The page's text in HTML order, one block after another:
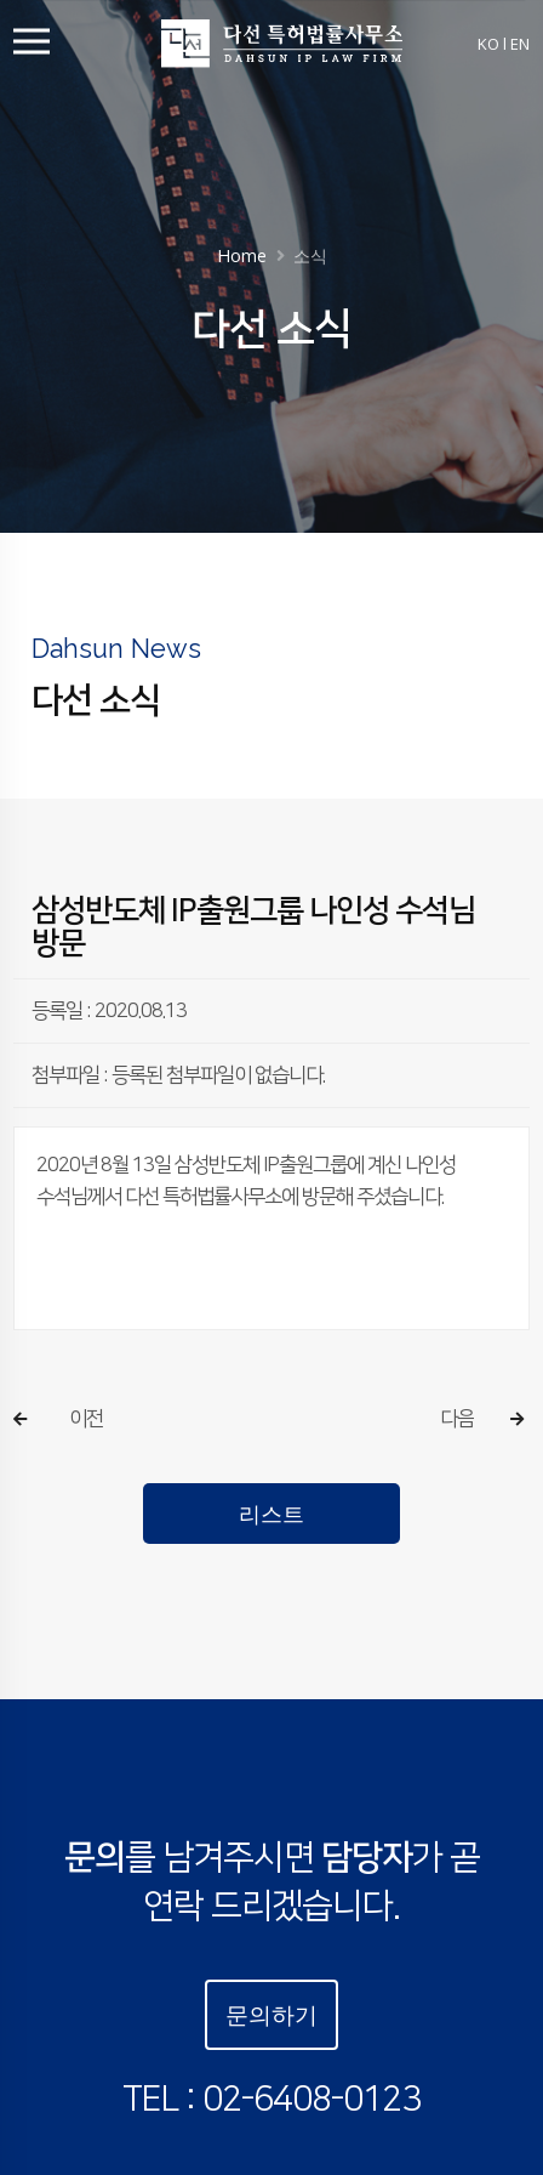
KO l EN
다선 소식
Home 소식
Dahsun News
다선 소식
삼성반도체 IP출원그룹 나인성 수석님
방문
등록일 : 2020.08.13
첨부파일 : 등록된 첨부파일이 없습니다.
2020년 8월 13일 삼성반도체 IP출원그룹에 계신 나인성
수석님께서 다선 특허법률사무소에 방문해 주셨습니다.
이전
리스트
다음
문의 를 남겨주시면 담당자가 곧
연락 드리겠습니다.
문의하기
TEL : 02-6408-0123